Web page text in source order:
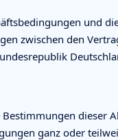
und
zwischen den
Bestimmungen dieser
ganz oder